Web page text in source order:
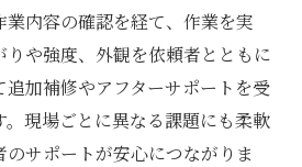
内容の確認を経て、作業を実
や強度、外観を依頼者とともに
加補修やアフターサポートを受
。現場ごとに異なる課題にも柔軟
サポートが安心につながりま